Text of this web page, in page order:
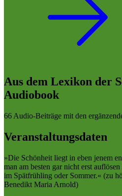
Aus dem Lexikon der
Audiobook
66 Audio-Beiträge mit den
Veranstaltungsdaten
»Die Schönheit liegt in eben jenem
man am besten gar nicht erst
im Spätfrühling oder Sommer.« (zu
Benedikt Maria Arnold)